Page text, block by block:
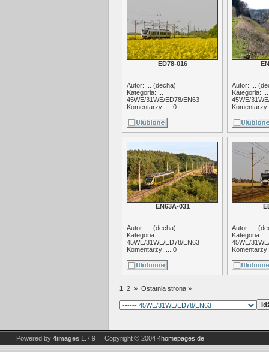
ED78-016
Autor: ... (decha)
Kategoria: ...
45WE/31WE/ED78/EN63
Komentarzy: ... 0
Autor: ... (
Kategoria: ...
45WE/
EN63A-031
Autor: ... (decha)
Kategoria: ...
45WE/31WE/ED78/EN63
Komentarzy: ... 0
Autor: ... (
Kategoria: ...
45WE/
1 2 » Ostatnia strona »
Powered by 4images 1.7.9 | Copyright © 2004 4homepages.de